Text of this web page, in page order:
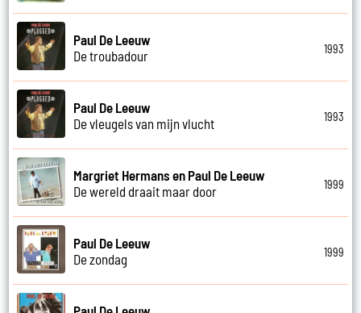
Paul De Leeuw
De troubadour
1993
Paul De Leeuw
De vleugels van mijn vlucht
1993
Margriet Hermans en Paul De Leeuw
De wereld draait maar door
1999
Paul De Leeuw
De zondag
1999